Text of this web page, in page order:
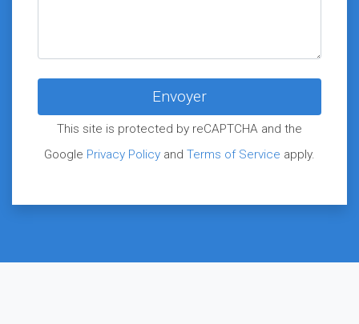
This site is protected by reCAPTCHA and the
Google Privacy Policy and Terms of Service apply.